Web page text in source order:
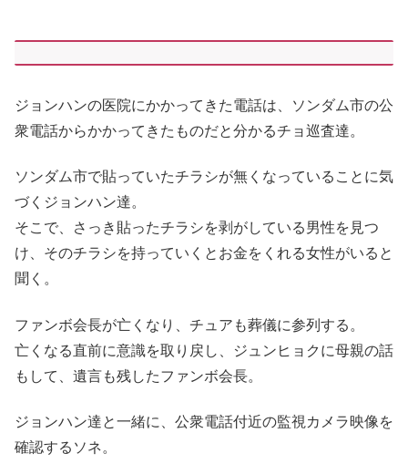
ジョンハンの医院にかかってきた電話は、ソンダム市の公
衆電話からかかってきたものだと分かるチョ巡査達。
ソンダム市で貼っていたチラシが無くなっていることに気
づくジョンハン達。
そこで、さっき貼ったチラシを剥がしている男性を見つ
け、そのチラシを持っていくとお金をくれる女性がいると
聞く。
ファンボ会長が亡くなり、チュアも葬儀に参列する。
亡くなる直前に意識を取り戻し、ジュンヒョクに母親の話
もして、遺言も残したファンボ会長。
ジョンハン達と一緒に、公衆電話付近の監視カメラ映像を
確認するソネ。